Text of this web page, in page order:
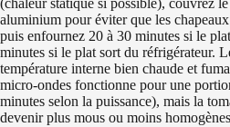
(chaleur statique si possible), couvrez
aluminium pour éviter que les
puis enfournez 20 à 30 minutes si le
minutes si le plat sort du réfrigérateur.
température interne bien chaude et
micro‑ondes fonctionne pour une
minutes selon la puissance), mais la
devenir plus mous ou moins